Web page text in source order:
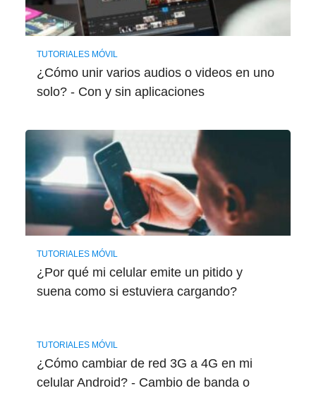
TUTORIALES MÓVIL
¿Cómo unir varios audios o videos en uno
solo? - Con y sin aplicaciones
TUTORIALES MÓVIL
¿Por qué mi celular emite un pitido y
suena como si estuviera cargando?
TUTORIALES MÓVIL
¿Cómo cambiar de red 3G a 4G en mi
celular Android? - Cambio de banda o